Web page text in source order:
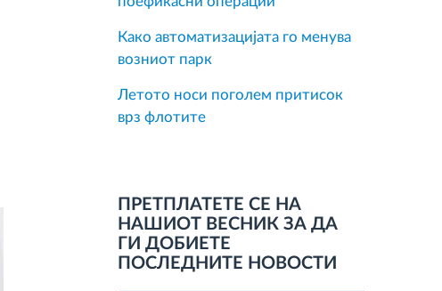
Како автоматизацијата го менува
возниот парк
Летото носи поголем притисок
врз флотите
ПРЕТПЛАТЕТЕ СЕ НА
НАШИОТ ВЕСНИК ЗА ДА
ГИ ДОБИЕТЕ
ПОСЛЕДНИТЕ НОВОСТИ